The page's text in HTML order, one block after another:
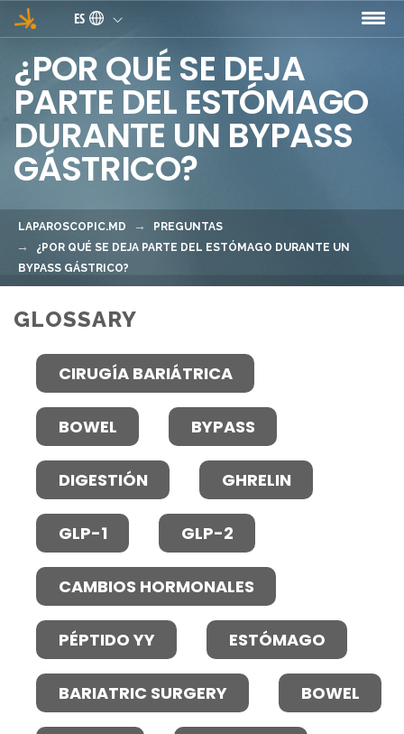
Pasar al contenido principal
ES
¿POR QUÉ SE DEJA
PARTE DEL ESTÓMAGO
DURANTE UN BYPASS
GÁSTRICO?
LAPAROSCOPIC.MD
PREGUNTAS
¿POR QUÉ SE DEJA PARTE DEL ESTÓMAGO DURANTE UN
BYPASS GÁSTRICO?
GLOSSARY
CIRUGÍA BARIÁTRICA
BOWEL BYPASS
DIGESTIÓN GHRELIN
GLP-1 GLP-2
CAMBIOS HORMONALES
PÉPTIDO YY ESTÓMAGO
BARIATRIC SURGERY BOWEL